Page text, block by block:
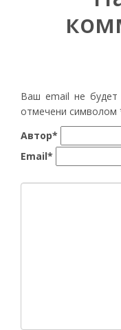
Ваш email не будет
отмечени символом
Автор*
Email*